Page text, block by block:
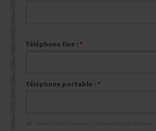
Téléphone fixe :
Téléphone portable :